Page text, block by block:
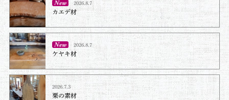
2026.8.7
カエデ材
2026.8.7
ケヤキ材⁡
2026.7.3
栗の素材